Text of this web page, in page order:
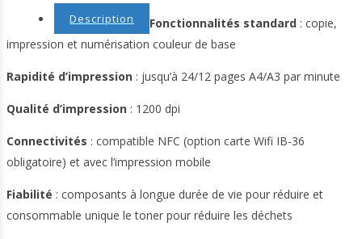
Description Fonctionnalités standard : copie,
impression et numérisation couleur de base
Rapidité d’impression : jusqu’à 24/12 pages A4/A3 par minute
Qualité d’impression : 1200 dpi
Connectivités : compatible NFC (option carte Wifi IB-36
obligatoire) et avec l’impression mobile
Fiabilité : composants à longue durée de vie pour réduire et
consommable unique le toner pour réduire les déchets